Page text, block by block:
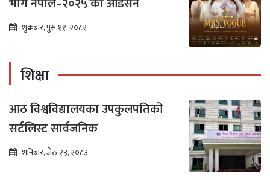
शुक्रबार, पुस ११, २०८२
शिक्षा
आठ विश्वविद्यालयका उपकुलपतिको
सर्टलिस्ट सार्वजनिक
शनिबार, जेठ २३, २०८३